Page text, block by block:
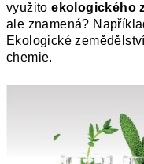
využitoekologického
ale znamená?
Ekologické
chemie.